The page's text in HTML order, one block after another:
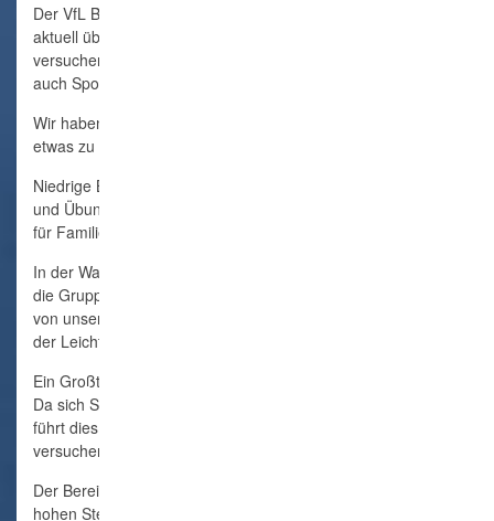
Der VfL Börnsen ist der größte Verein des Dorfes. Wir haben
aktuell über 750 Mitglieder (Stand März 2026) und
versuchen nicht nur die Börnsener zu bewegen, sondern
auch Sportinteressierte aus der Nachbarschaft.
Wir haben 8 Abteilungen mit 18 Sparten, da sollte für jeden
etwas zu finden sein, schauen Sie sich um!
Niedrige Beiträge und gut ausgebildete Übungsleiterinnen
und Übungsleiter machen uns als Verein insbesondere auch
für Familien sehr attraktiv.
In der Waldschule treffen sich unsere Seniorengymnastik und
die Gruppe Tai Chi und Qi Gong. Die neue Sportanlage wird
von unseren Hobby-Kickern und in den Sommermonaten von
der Leichtathletikgruppe für Kinder genutzt.
Ein Großteil unserer Angebote finden in der Sporthalle statt.
Da sich Schule und Vereine die heutige Halle teilen müssen,
führt dies an einigen Stellen doch zu Engpässen. Wir
versuchen aber daraus das Beste zu machen.
Der Bereich Kinderturnen hat für den VfL Börnsen einen sehr
hohen Stellenwert. Dies zeigt sich auch darin, dass in den